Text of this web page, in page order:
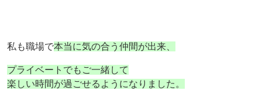
私も職場で本当に気の合う仲間が出来、
プライベートでもご一緒して
楽しい時間が過ごせるようになりました。